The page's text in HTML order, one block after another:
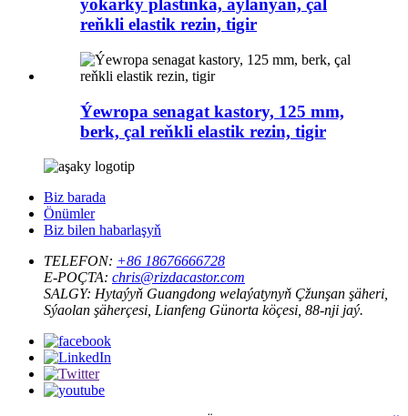
ýokarky plastinka, aýlanýan, çal
reňkli elastik rezin, tigir
Ýewropa senagat kastory, 125 mm,
berk, çal reňkli elastik rezin, tigir
Biz barada
Önümler
Biz bilen habarlaşyň
TELEFON: +86 18676666728
E-POÇTA: chris@rizdacastor.com
SALGY: Hytaýyň Guangdong welaýatynyň Çžunşan şäheri,
Sýaolan şäherçesi, Lianfeng Günorta köçesi, 88-nji jaý.